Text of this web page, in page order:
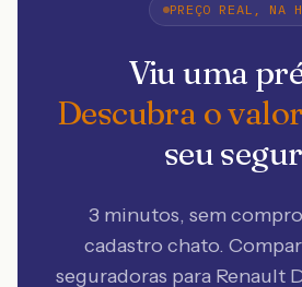
PREÇO REAL, NA
Viu uma
Descubra o
seu
3 minutos, sem
cadastro chato.
seguradoras para Renault